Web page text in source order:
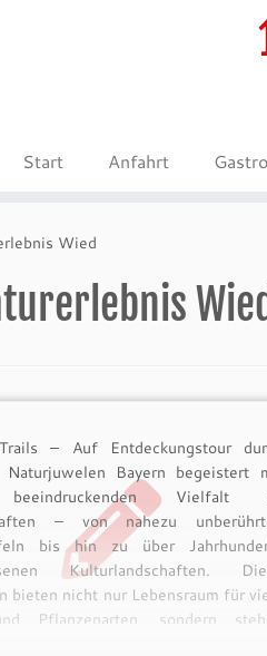
Start Anfahrt
Wied
Wied
– Auf Entdeckungstour
Naturjuwelen Bayern begeistert
Vielfalt
– von nahezu
bis hin zu über
Kulturlandschaften.
bieten nicht nur Lebensraum für
Pflanzenarten, sondern